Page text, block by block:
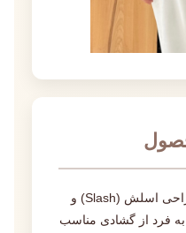
با طراحی اسلش (Slash) و
فرد از گشادی مناسب